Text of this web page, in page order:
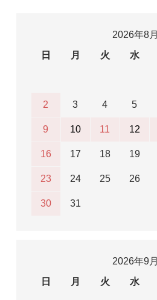
2026年8月
日
月 火 水
2 3 4 5
9 10 11 12
16 17 18 19
23 24 25 26
30 31
2026年9月
日
月 火 水